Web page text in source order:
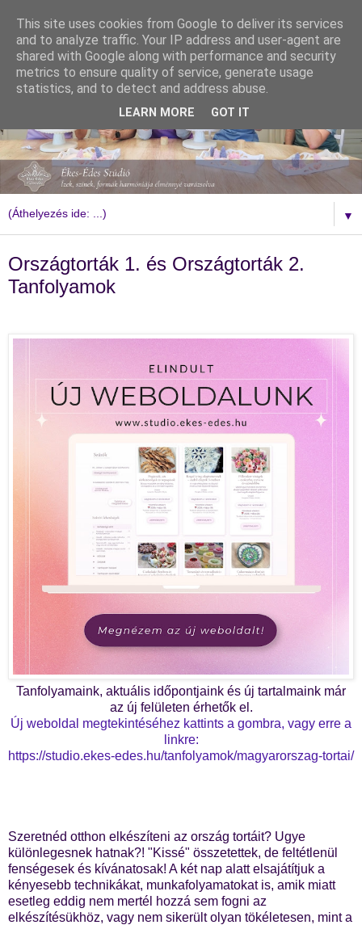
▼
Országtorták 1. és Országtorták 2.
Tanfolyamok
Tanfolyamaink, aktuális időpontjaink és új tartalmaink már
az új felületen érhetők el.
Új weboldal megtekintéséhez kattints a gombra, vagy erre a
linkre:
https://studio.ekes-edes.hu/tanfolyamok/magyarorszag-tortai/
Szeretnéd otthon elkészíteni az ország tortáit? Ugye
különlegesnek hatnak?! "Kissé" összetettek, de feltétlenül
fenségesek és kívánatosak! A két nap alatt elsajátítjuk a
kényesebb technikákat, munkafolyamatokat is, amik miatt
esetleg eddig nem mertél hozzá sem fogni az
elkészítésükhöz, vagy nem sikerült olyan tökéletesen, mint a
This site uses cookies from Google to deliver its services
and to analyze traffic. Your IP address and user-agent are
shared with Google along with performance and security
metrics to ensure quality of service, generate usage
statistics, and to detect and address abuse.
LEARN MORE GOT IT